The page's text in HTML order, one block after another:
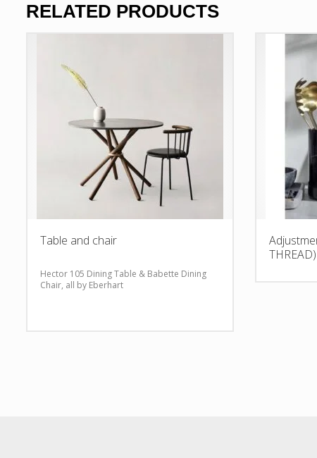
RELATED PRODUCTS
Table and chair
Hector 105 Dining Table & Babette Dining
Chair, all by Eberhart
THREAD)